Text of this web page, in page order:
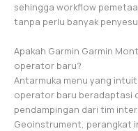
sehingga workflow
tanpa perlu banyak
Apakah Garmin Garmin
operator baru?
Antarmuka menu yang
operator baru beradaptasi
pendampingan dari tim
Geoinstrument, perangkat